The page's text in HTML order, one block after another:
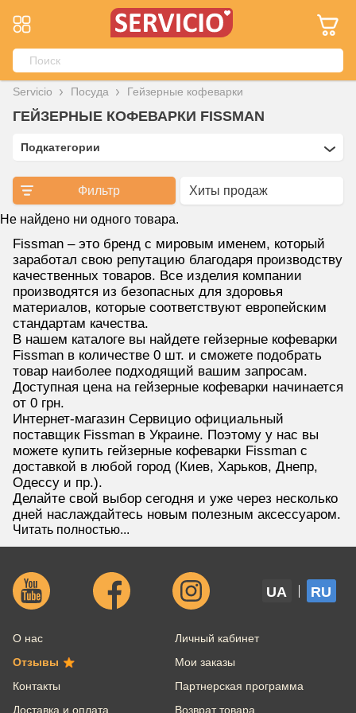
Servicio Посуда Гейзерные кофеварки
ГЕЙЗЕРНЫЕ КОФЕВАРКИ FISSMAN
Подкатегории
Фильтр
Не найдено ни одного товара.
Fissman – это бренд с мировым именем, который
заработал свою репутацию благодаря производству
качественных товаров. Все изделия компании
производятся из безопасных для здоровья
материалов, которые соответствуют европейским
стандартам качества.
В нашем каталоге вы найдете гейзерные кофеварки
Fissman в количестве 0 шт. и сможете подобрать
товар наиболее подходящий вашим запросам.
Доступная цена на гейзерные кофеварки начинается
от 0 грн.
Интернет-магазин Сервицио официальный
поставщик Fissman в Украине. Поэтому у нас вы
можете купить гейзерные кофеварки Fissman с
доставкой в любой город (Киев, Харьков, Днепр,
Одессу и пр.).
Делайте свой выбор сегодня и уже через несколько
дней наслаждайтесь новым полезным аксессуаром.
Читать полностью...
UA RU
О нас
Отзывы
Контакты
Доставка и оплата
Личный кабинет
Мои заказы
Партнерская программа
Возврат товара